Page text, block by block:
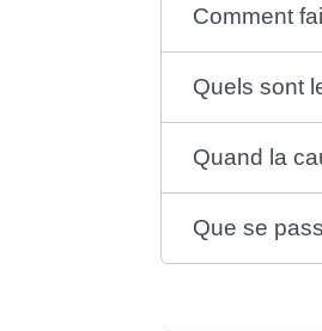
Comment
Quels sont
Quand la
Que se